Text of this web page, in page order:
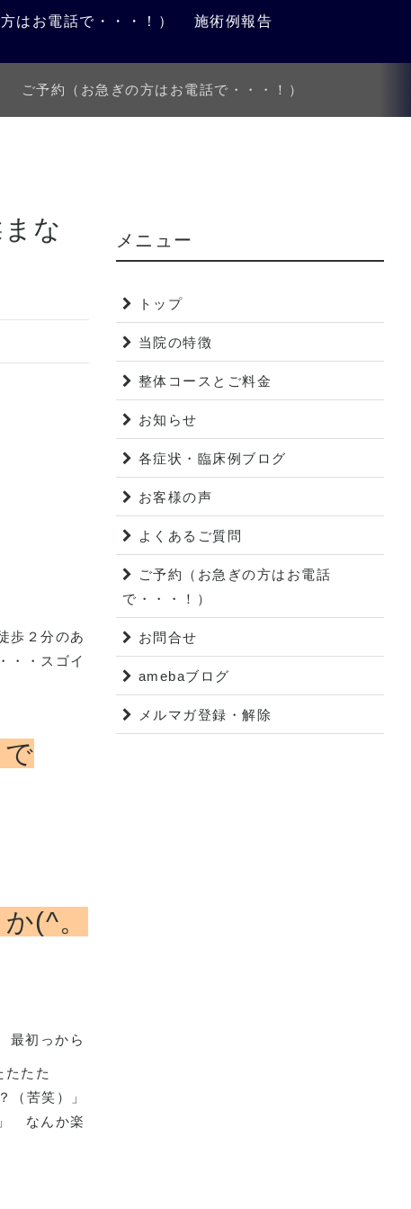
はお電話で・・・！）
施術例報告
ご予約（お急ぎの方はお電話で・・・！）
な
歩２分のあ
・・スゴイ
(^。
最初っから
たたた
（苦笑）」
なんか楽
メニュー
トップ
当院の特徴
整体コースとご料金
お知らせ
各症状・臨床例ブログ
お客様の声
よくあるご質問
ご予約（お急ぎの方はお電話
で・・・！）
お問合せ
amebaブログ
メルマガ登録・解除